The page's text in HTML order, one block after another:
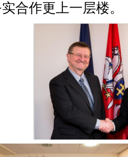
合作更上一层楼。